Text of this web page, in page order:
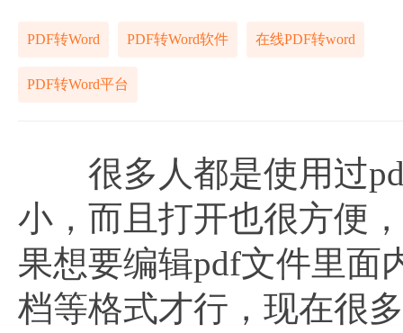
PDF转Word PDF转Word软件 在线PDF转word
PDF转Word平台
很多人都是使用过pdf
小，而且打开也很方便
果想要编辑pdf文件里面
档等格式才行，现在很